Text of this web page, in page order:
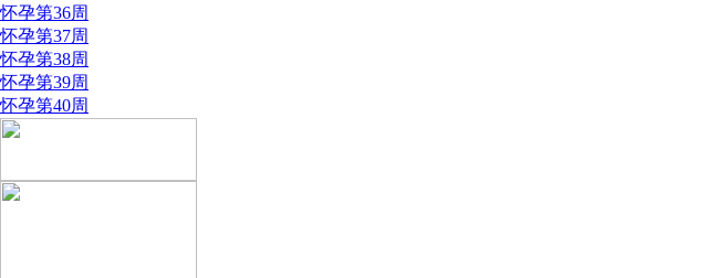
怀孕第36周
怀孕第37周
怀孕第38周
怀孕第39周
怀孕第40周